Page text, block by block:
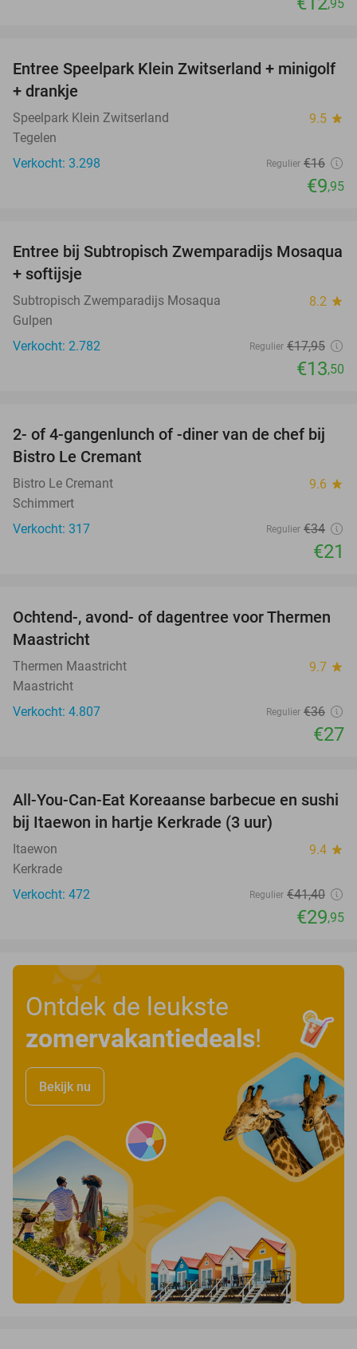
,95
38%
Entree Speelpark Klein Zwitserland + minigolf
+ drankje
Speelpark Klein Zwitserland 9.5 star
Tegelen
Verkocht: 3.298
Regulier €16
€9,95
25%
Entree bij Subtropisch Zwemparadijs Mosaqua
+ softijsje
Subtropisch Zwemparadijs Mosaqua 8.2 star
Gulpen
Verkocht: 2.782
Regulier €17,95
€13,50
38%
2- of 4-gangenlunch of -diner van de chef bij
Bistro Le Cremant
Bistro Le Cremant 9.6 star
Schimmert
Verkocht: 317
Regulier €34
€21
25%
Ochtend-, avond- of dagentree voor Thermen
Maastricht
Thermen Maastricht 9.7 star
Maastricht
Verkocht: 4.807
Regulier €36
€27
28%
All-You-Can-Eat Koreaanse barbecue en sushi
bij Itaewon in hartje Kerkrade (3 uur)
Itaewon 9.4 star
Kerkrade
Verkocht: 472
Regulier €41,40
€29,95
Ontdek de leukste
zomervakantiedeals!
Bekijk nu